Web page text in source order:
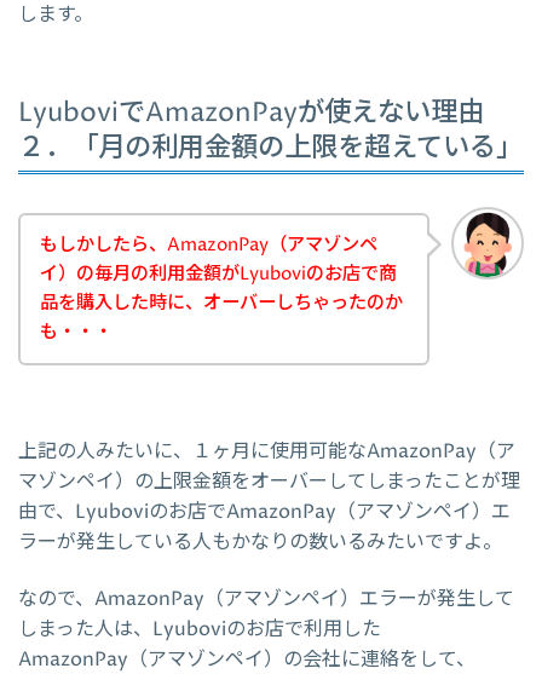
します。
LyuboviでAmazonPayが使えない理由
２．「月の利用金額の上限を超えている」
もしかしたら、AmazonPay（アマゾンペ
イ）の毎月の利用金額がLyuboviのお店で商
品を購入した時に、オーバーしちゃったのか
も・・・
上記の人みたいに、１ヶ月に使用可能なAmazonPay（ア
マゾンペイ）の上限金額をオーバーしてしまったことが理
由で、Lyuboviのお店でAmazonPay（アマゾンペイ）エ
ラーが発生している人もかなりの数いるみたいですよ。
なので、AmazonPay（アマゾンペイ）エラーが発生して
しまった人は、Lyuboviのお店で利用した
AmazonPay（アマゾンペイ）の会社に連絡をして、